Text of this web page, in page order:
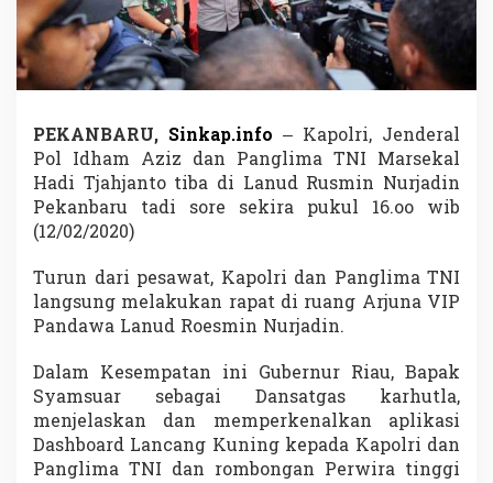
a
s
i
I
n
v
s
P
a
d
a
o
r
k
o
p
PEKANBARU, Sinkap.info – Kapolri, Jenderal
Pol Idham Aziz dan Panglima TNI Marsekal
Hadi Tjahjanto tiba di Lanud Rusmin Nurjadin
Pekanbaru tadi sore sekira pukul 16.oo wib
(12/02/2020)
Turun dari pesawat, Kapolri dan Panglima TNI
langsung melakukan rapat di ruang Arjuna VIP
Pandawa Lanud Roesmin Nurjadin.
Dalam Kesempatan ini Gubernur Riau, Bapak
Syamsuar sebagai Dansatgas karhutla,
menjelaskan dan memperkenalkan aplikasi
Dashboard Lancang Kuning kepada Kapolri dan
Panglima TNI dan rombongan Perwira tinggi